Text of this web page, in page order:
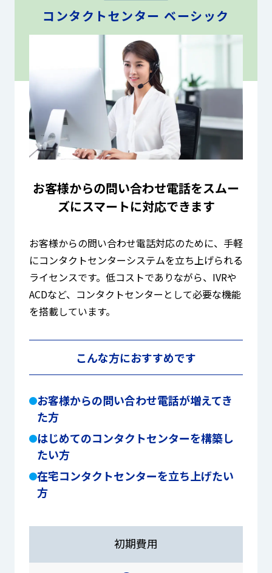
コンタクトセンター ベーシック
お客様からの問い合わせ電話をスムー
ズにスマートに対応できます
お客様からの問い合わせ電話対応のために、手軽
にコンタクトセンターシステムを立ち上げられる
ライセンスです。低コストでありながら、IVRや
ACDなど、コンタクトセンターとして必要な機能
を搭載しています。
こんな方におすすめです
お客様からの問い合わせ電話が増えてき
た方
はじめてのコンタクトセンターを構築し
たい方
在宅コンタクトセンターを立ち上げたい
方
初期費用